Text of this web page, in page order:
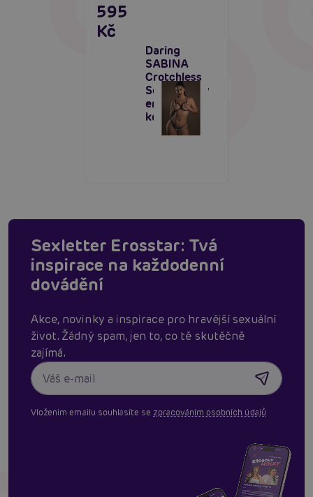
Daring
SABINA
Crotchless
Set, dámský
erotický
komplet
595
Kč
Sexletter Erosstar: Tvá
inspirace na každodenní
dovádění
Akce, novinky a inspirace pro hravější sexuální
život. Žádný spam, jen to, co tě skutěčně
zajímá.
Vložením emailu souhlasíte se zpracováním osobních údajů